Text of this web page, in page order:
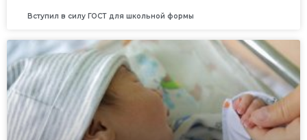
Вступил в силу ГОСТ для школьной формы